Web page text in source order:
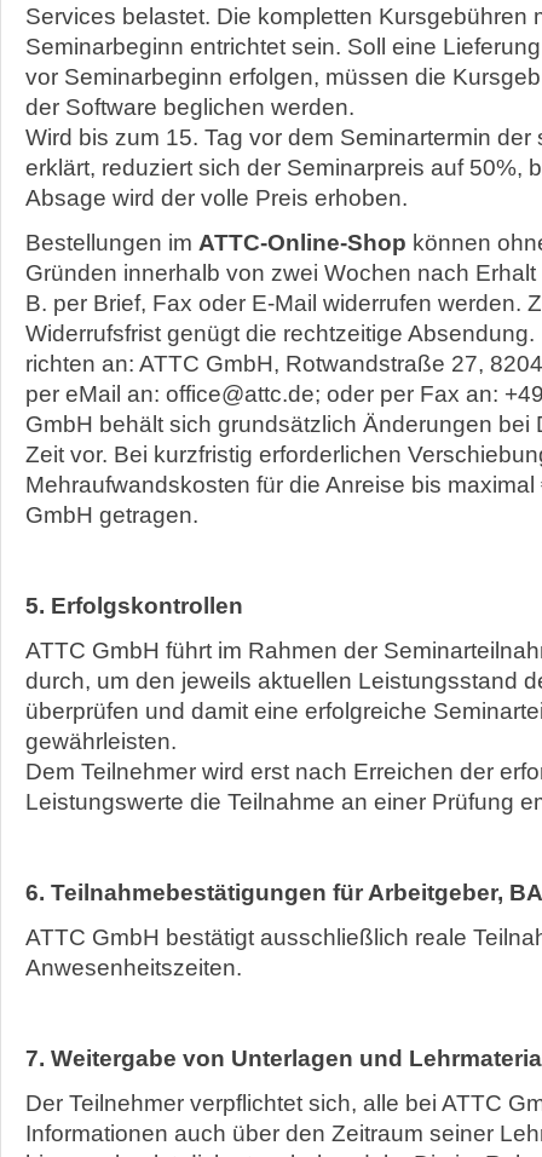
Services belastet. Die kompletten Kursgebühren
Seminarbeginn entrichtet sein. Soll eine
vor Seminarbeginn erfolgen, müssen die
der Software beglichen werden.
Wird bis zum 15. Tag vor dem Seminartermin der
erklärt, reduziert sich der Seminarpreis auf 50%,
Absage wird der volle Preis erhoben.
Bestellungen im ATTC-Online-Shop können
Gründen innerhalb von zwei Wochen nach
B. per Brief, Fax oder E-Mail widerrufen werden.
Widerrufsfrist genügt die rechtzeitige Absendung.
richten an: ATTC GmbH, Rotwandstraße 27,
per eMail an: office@attc.de; oder per Fax an:
GmbH behält sich grundsätzlich Änderungen bei
Zeit vor. Bei kurzfristig erforderlichen
Mehraufwandskosten für die Anreise bis maximal
GmbH getragen.
5. Erfolgskontrollen
ATTC GmbH führt im Rahmen der
durch, um den jeweils aktuellen Leistungsstand
überprüfen und damit eine erfolgreiche
gewährleisten.
Dem Teilnehmer wird erst nach Erreichen der
Leistungswerte die Teilnahme an einer Prüfung
6. Teilnahmebestätigungen für Arbeitgeber,
ATTC GmbH bestätigt ausschließlich reale
Anwesenheitszeiten.
7. Weitergabe von Unterlagen und
Der Teilnehmer verpflichtet sich, alle bei ATTC
Informationen auch über den Zeitraum seiner